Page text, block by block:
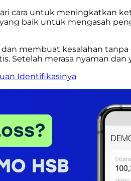
cara untuk meningkatkan
yang baik untuk mengasah
membuat kesalahan
Setelah merasa nyaman
Identifikasinya